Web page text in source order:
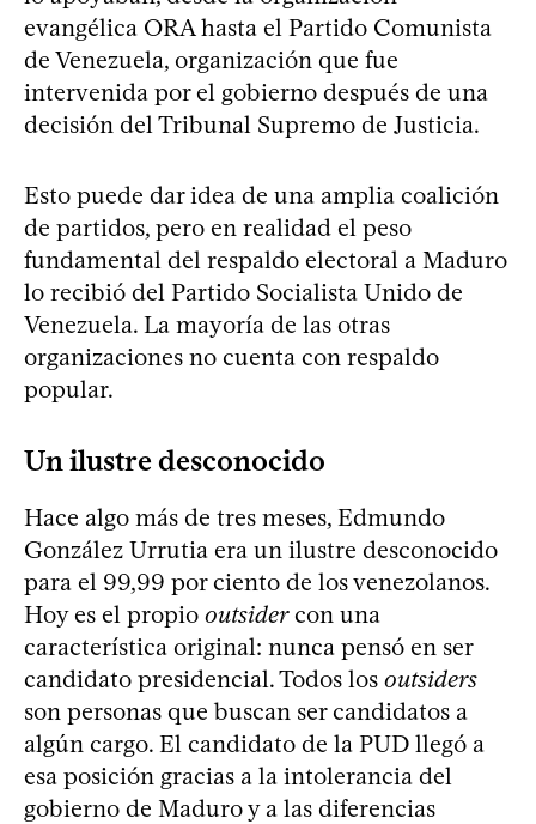
evangélica ORA hasta el Partido Comunista
de Venezuela, organización que fue
intervenida por el gobierno después de una
decisión del Tribunal Supremo de Justicia.
Esto puede dar idea de una amplia coalición
de partidos, pero en realidad el peso
fundamental del respaldo electoral a Maduro
lo recibió del Partido Socialista Unido de
Venezuela. La mayoría de las otras
organizaciones no cuenta con respaldo
popular.
Un ilustre desconocido
Hace algo más de tres meses, Edmundo
González Urrutia era un ilustre desconocido
para el 99,99 por ciento de los venezolanos.
Hoy es el propio outsidercon una
característica original: nunca pensó en ser
candidato presidencial. Todos los outsiders
son personas que buscan ser candidatos a
algún cargo. El candidato de la PUD llegó a
esa posición gracias a la intolerancia del
gobierno de Maduro y a las diferencias